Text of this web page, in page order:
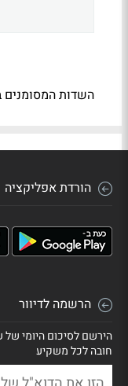
השדות המסומנים
הורדת אפליקציה
הרשמה לדיוור
הירשם לסיכום היומי של
חובה לכל משקיע